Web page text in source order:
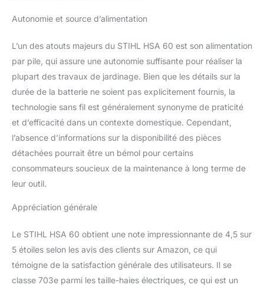
équipement de jardinage
Autonomie et source d’alimentation
L’un des atouts majeurs du STIHL HSA 60 est son alimentation
par pile, qui assure une autonomie suffisante pour réaliser la
plupart des travaux de jardinage. Bien que les détails sur la
durée de la batterie ne soient pas explicitement fournis, la
technologie sans fil est généralement synonyme de praticité
et d’efficacité dans un contexte domestique. Cependant,
l’absence d’informations sur la disponibilité des pièces
détachées pourrait être un bémol pour certains
consommateurs soucieux de la maintenance à long terme de
leur outil.
Appréciation générale
Le STIHL HSA 60 obtient une note impressionnante de 4,5 sur
5 étoiles selon les avis des clients sur Amazon, ce qui
témoigne de la satisfaction générale des utilisateurs. Il se
classe 703e parmi les taille-haies électriques, ce qui est un